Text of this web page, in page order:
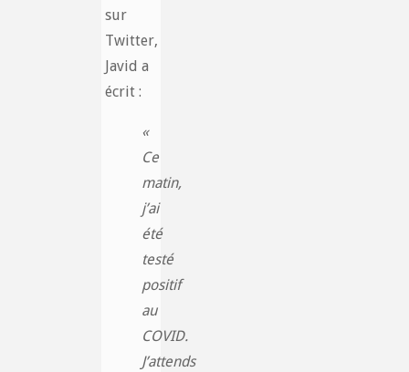
sur
Twitter,
Javid a
écrit :
«
Ce
matin,
j’ai
été
testé
positif
au
COVID.
J’attends